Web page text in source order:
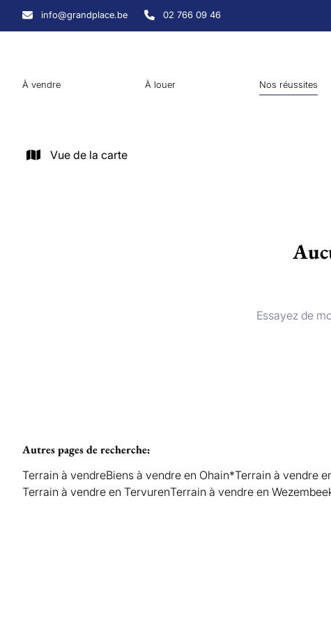
Aller au contenu principal
info@grandplace.be 02 766 09 46
À vendre À louer Nos réussites
Vue de la carte
Essayez de
Autres pages de recherche:
Terrain à vendreBiens à vendre en Ohain*Terrain à vendre
Terrain à vendre en TervurenTerrain à vendre en